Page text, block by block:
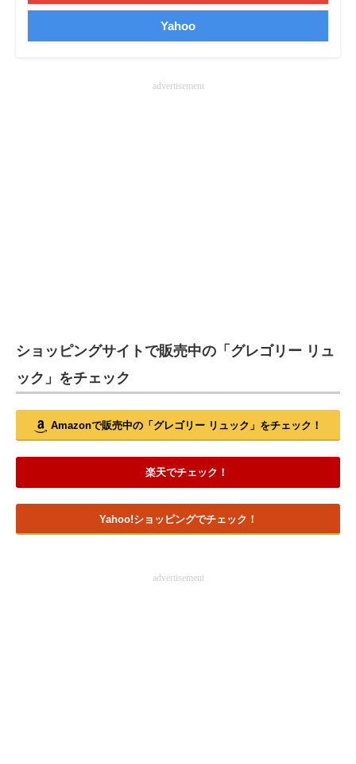
Yahoo
advertisement
ショッピングサイトで販売中の「グレゴリー リュ
ック」をチェック
Amazonで販売中の「グレゴリー リュック」をチェック！
楽天でチェック！
Yahoo!ショッピングでチェック！
advertisement